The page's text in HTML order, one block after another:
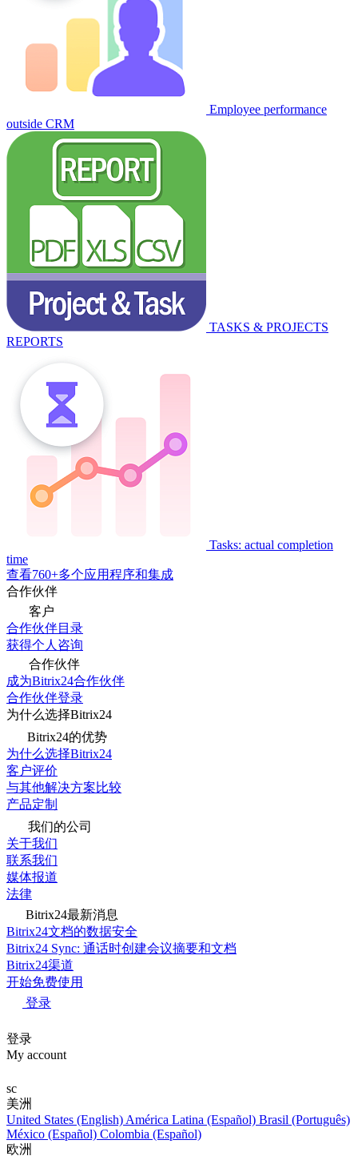
Employee performance
outside CRM
TASKS & PROJECTS
REPORTS
Tasks: actual completion
time
查看760+多个应用程序和集成
合作伙伴
客户
合作伙伴目录
获得个人咨询
合作伙伴
成为Bitrix24合作伙伴
合作伙伴登录
为什么选择Bitrix24
Bitrix24的优势
为什么选择Bitrix24
客户评价
与其他解决方案比较
产品定制
我们的公司
关于我们
联系我们
媒体报道
法律
Bitrix24最新消息
Bitrix24文档的数据安全
Bitrix24 Sync: 通话时创建会议摘要和文档
Bitrix24渠道
开始免费使用
登录
登录
My account
sc
美洲
United States (English) América Latina (Español) Brasil (Português)
México (Español) Colombia (Español)
欧洲